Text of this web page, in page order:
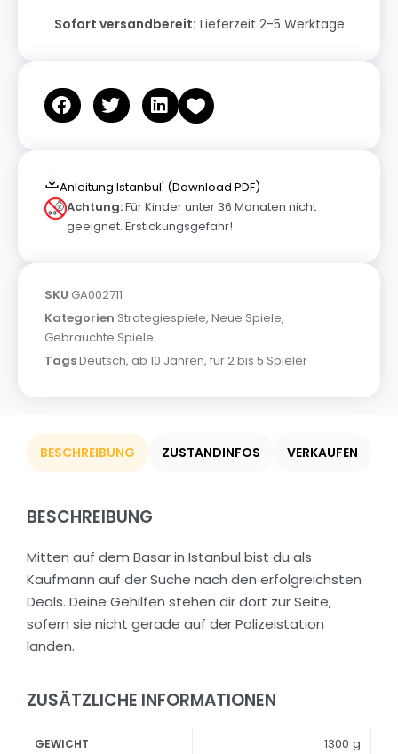
Sofort versandbereit: Lieferzeit 2-5 Werktage
Anleitung Istanbul' (Download PDF)
Achtung:Für Kinder unter 36 Monaten nicht
geeignet. Erstickungsgefahr!
SKU GA002711
Kategorien Strategiespiele, Neue Spiele,
Gebrauchte Spiele
TagsDeutsch, ab 10 Jahren, für 2 bis 5 Spieler
BESCHREIBUNG ZUSTANDINFOS VERKAUFEN
BESCHREIBUNG
Mitten auf dem Basar in Istanbul bist du als
Kaufmann auf der Suche nach den erfolgreichsten
Deals. Deine Gehilfen stehen dir dort zur Seite,
sofern sie nicht gerade auf der Polizeistation
landen.
ZUSÄTZLICHE INFORMATIONEN
GEWICHT 1300 g